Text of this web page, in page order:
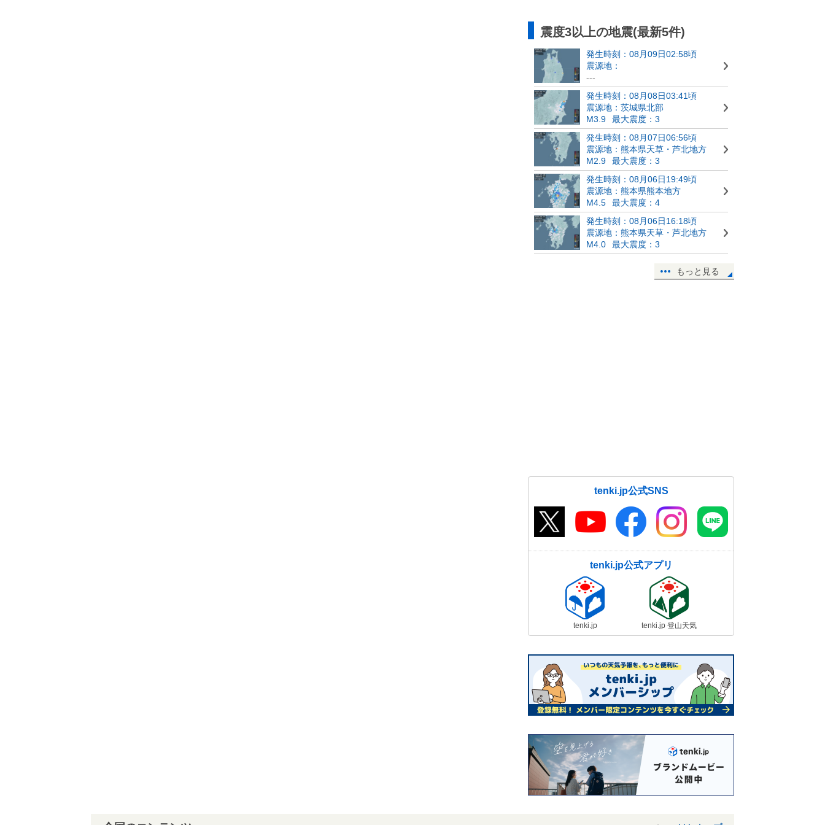
震度3以上の地震(最新5件)
発生時刻：08月09日02:58頃
震源地：
---
発生時刻：08月08日03:41頃
震源地：茨城県北部
M3.9
最大震度：3
発生時刻：08月07日06:56頃
震源地：熊本県天草・芦北地方
M2.9
最大震度：3
発生時刻：08月06日19:49頃
震源地：熊本県熊本地方
M4.5
最大震度：4
発生時刻：08月06日16:18頃
震源地：熊本県天草・芦北地方
M4.0
最大震度：3
もっと見る
tenki.jp公式SNS
tenki.jp公式アプリ
tenki.jp tenki.jp 登山天気